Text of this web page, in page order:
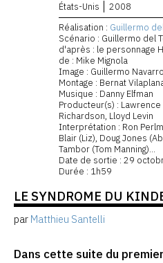
États-Unis
2008
Réalisation : Guillermo
Scénario : Guillermo del
d'après : le personnage
de : Mike Mignola
Image : Guillermo Navarro
Montage : Bernat
Musique : Danny Elfman
Producteur(s) :
Richardson, Lloyd Levin
Interprétation : Ron
Blair (Liz), Doug Jones
Tambor (Tom Manning)...
Date de sortie : 29
Durée : 1h59
LE SYNDROME DU
par Matthieu Santelli
Dans cette suite du premier